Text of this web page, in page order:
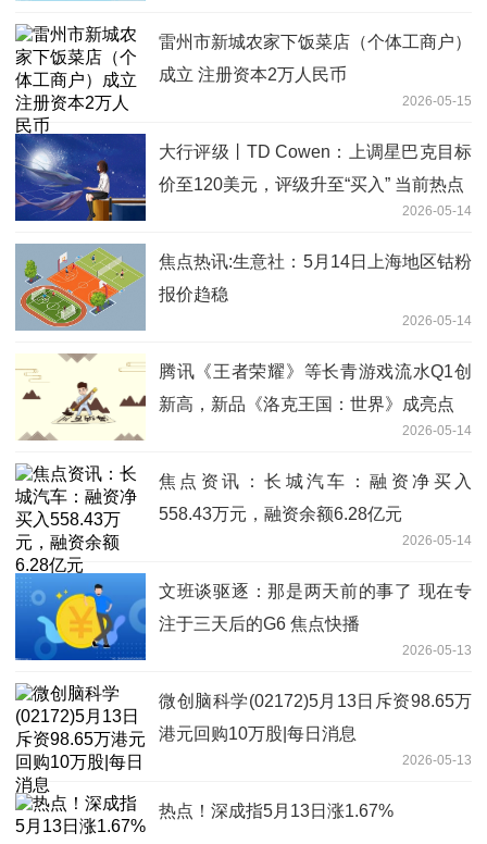
雷州市新城农家下饭菜店（个体工商户）
成立 注册资本2万人民币
2026-05-15
大行评级丨TD Cowen：上调星巴克目标
价至120美元，评级升至“买入” 当前热点
2026-05-14
焦点热讯:生意社：5月14日上海地区钴粉
报价趋稳
2026-05-14
腾讯《王者荣耀》等长青游戏流水Q1创
新高，新品《洛克王国：世界》成亮点
2026-05-14
焦点资讯：长城汽车：融资净买入
558.43万元，融资余额6.28亿元
2026-05-14
文班谈驱逐：那是两天前的事了 现在专
注于三天后的G6 焦点快播
2026-05-13
微创脑科学(02172)5月13日斥资98.65万
港元回购10万股|每日消息
2026-05-13
热点！深成指5月13日涨1.67%